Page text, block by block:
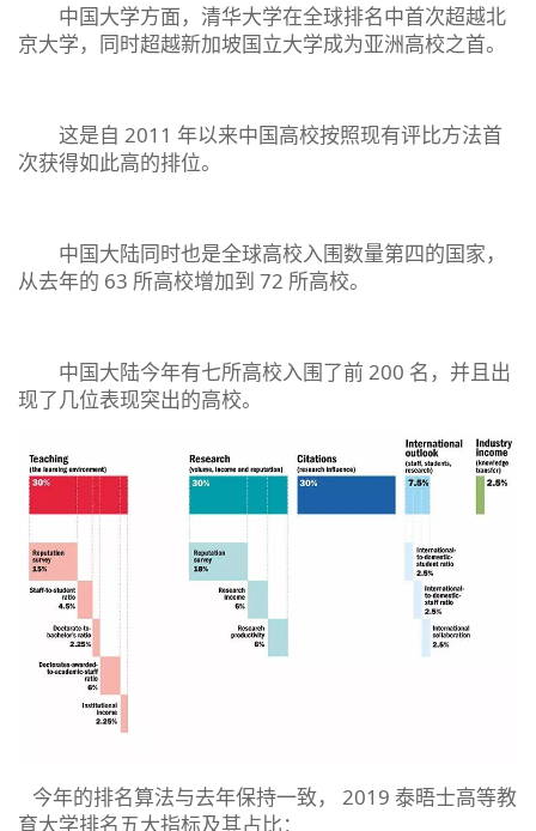
中国大学方面，清华大学在全球排名中首次超越北
京大学，同时超越新加坡国立大学成为亚洲高校之首。
这是自 2011 年以来中国高校按照现有评比方法首
次获得如此高的排位。
中国大陆同时也是全球高校入围数量第四的国家，
从去年的 63 所高校增加到 72 所高校。
中国大陆今年有七所高校入围了前 200 名，并且出
现了几位表现突出的高校。
今年的排名算法与去年保持一致， 2019 泰晤士高等教
育大学排名五大指标及其占比：